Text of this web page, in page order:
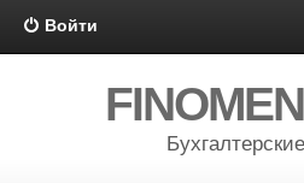
Войти